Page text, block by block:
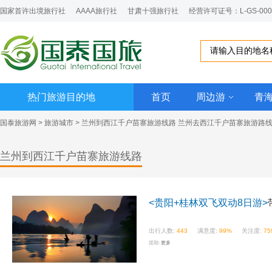
国家首许出境旅行社 AAAA旅行社 甘肃十强旅行社 经营许可证号：L-GS-
热门旅游目的地 首页 周边游 青
国泰旅游网 > 旅游城市 > 兰州到西江千户苗寨旅游线路 兰州去西江千户苗寨旅游路
兰州到西江千户苗寨旅游线路
<贵阳+桂林双飞双动8日游>
出行人数: 443 满意度: 99% 关注度:
团期: 更多